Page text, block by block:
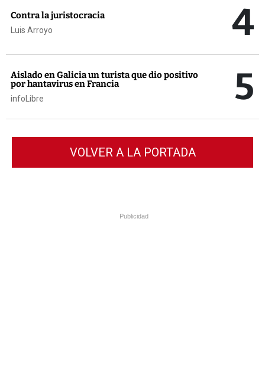
Contra la juristocracia
Luis Arroyo 4
Aislado en Galicia un turista que dio positivo
por hantavirus en Francia
infoLibre 5
VOLVER A LA PORTADA
Publicidad